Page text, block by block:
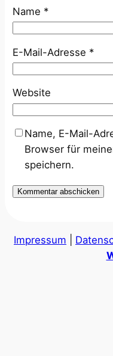
Name *
E-Mail-Adresse *
Website
Name, E-Mail-
Browser für
speichern.
Impressum